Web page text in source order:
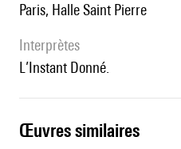
Paris, Halle Saint Pierre
interprètes
L’Instant Donné.
œuvres similaires